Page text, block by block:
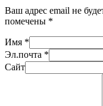
Ваш адрес email не
помечены *
Имя *
Эл.почта *
Сайт